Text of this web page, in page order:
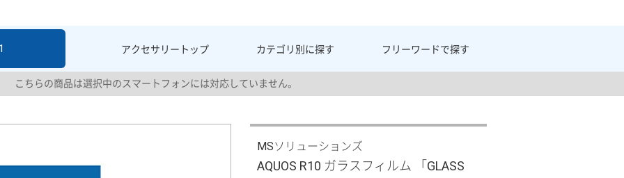
アクセサリー トップ カテゴリ別に探す フリーワードで探す
こちらの商品は選択中のスマートフォンには対応していません。
MSソリューションズ
AQUOS R10 ガラスフィルム 「GLASS